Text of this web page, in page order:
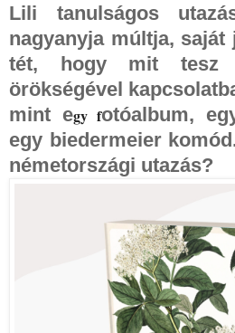
Lili tanulságos
nagyanyja múltja, saját
tét, hogy mit tesz
örökségével
mint egy fotóalbum,
egy biedermeier
németországi utazás?